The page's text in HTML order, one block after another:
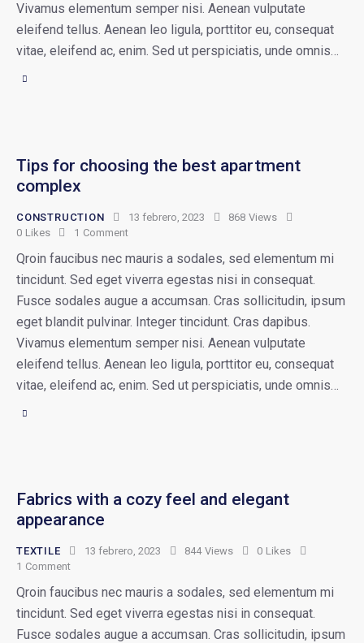
Vivamus elementum semper nisi. Aenean vulputate
eleifend tellus. Aenean leo ligula, porttitor eu, consequat
vitae, eleifend ac, enim. Sed ut perspiciatis, unde omnis…
Tips for choosing the best apartment
complex
CONSTRUCTION 13 febrero, 2023 868 Views
0 Likes 1 Comment
Qroin faucibus nec mauris a sodales, sed elementum mi
tincidunt. Sed eget viverra egestas nisi in consequat.
Fusce sodales augue a accumsan. Cras sollicitudin, ipsum
eget blandit pulvinar. Integer tincidunt. Cras dapibus.
Vivamus elementum semper nisi. Aenean vulputate
eleifend tellus. Aenean leo ligula, porttitor eu, consequat
vitae, eleifend ac, enim. Sed ut perspiciatis, unde omnis…
Fabrics with a cozy feel and elegant
appearance
TEXTILE 13 febrero, 2023 844 Views 0 Likes
1 Comment
Qroin faucibus nec mauris a sodales, sed elementum mi
tincidunt. Sed eget viverra egestas nisi in consequat.
Fusce sodales augue a accumsan. Cras sollicitudin, ipsum